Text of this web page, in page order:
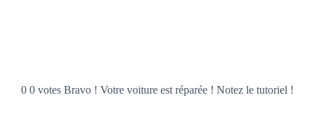
0 0 votes Bravo ! Votre voiture est réparée ! Notez le tutoriel !